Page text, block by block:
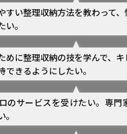
すい整理収納方法を教わって
い。
めに整理収納の技を学んで、
できるようにしたい。
のサービスを受けたい。専門